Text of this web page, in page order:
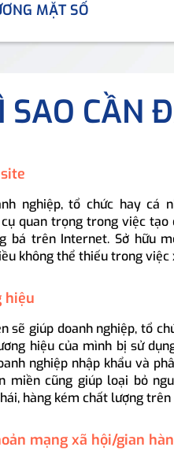
MẶT SỐ
SAO CẦN
nghiệp, tổ chức hay cá
quan trọng trong việc tạo
bá trên Internet. Sở hữu
không thể thiếu trong việc
hiệu
sẽ giúp doanh nghiệp, tổ
hiệu của mình bị sử
nghiệp nhập khẩu và
miền cũng giúp loại bỏ
hàng kém chất lượng
mạng xã hội/gian